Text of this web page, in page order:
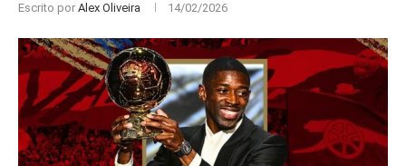
Escrito por Alex Oliveira 14/02/2026